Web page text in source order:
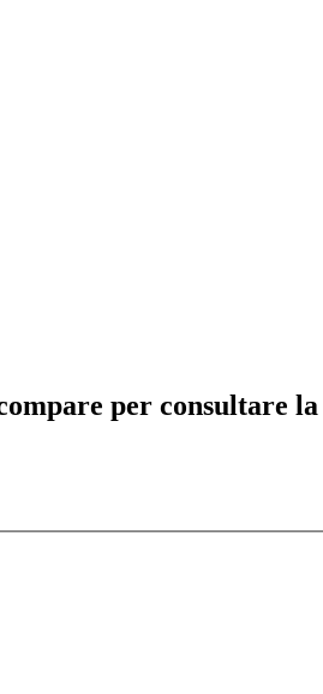
per consultare la